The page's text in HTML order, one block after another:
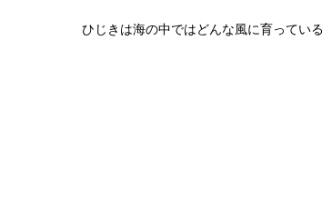
ひじきは海の中ではどんな風に育ってい